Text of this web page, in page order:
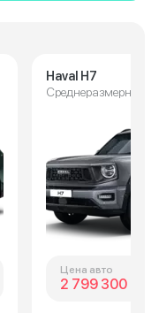
Haval H7
Среднеразмерный
Цена авто
2 799 300 ₽